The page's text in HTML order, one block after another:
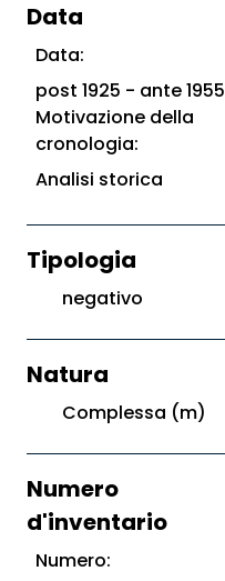
Data
Data:
post 1925 - ante 1955
Motivazione della
cronologia:
Analisi storica
Tipologia
negativo
Natura
Complessa (m)
Numero
d'inventario
Numero: